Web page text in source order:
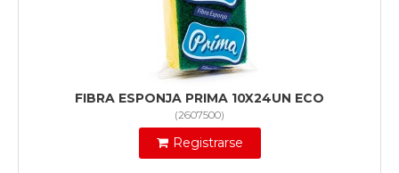
FIBRA ESPONJA PRIMA 10X24UN ECO
(2607500)
Registrarse